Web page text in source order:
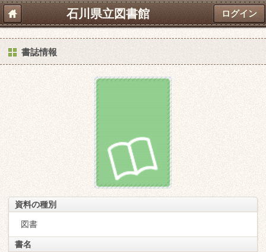
石川県立図書館 ログイン
書誌情報
資料の種別
図書
書名